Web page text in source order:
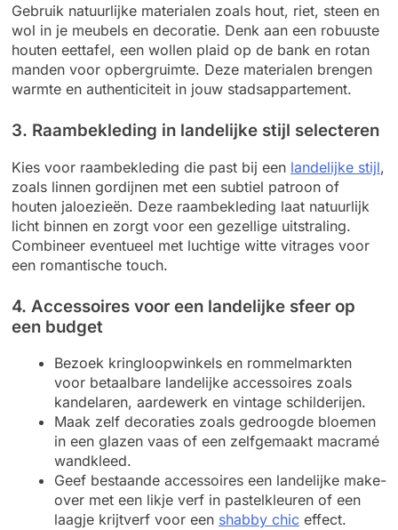
Gebruik natuurlijke materialen zoals hout, riet, steen en
wol in je meubels en decoratie. Denk aan een robuuste
houten eettafel, een wollen plaid op de bank en rotan
manden voor opbergruimte. Deze materialen brengen
warmte en authenticiteit in jouw stadsappartement.
3. Raambekleding in landelijke stijl selecteren
Kies voor raambekleding die past bij een landelijke stijl,
zoals linnen gordijnen met een subtiel patroon of
houten jaloezieën. Deze raambekleding laat natuurlijk
licht binnen en zorgt voor een gezellige uitstraling.
Combineer eventueel met luchtige witte vitrages voor
een romantische touch.
4. Accessoires voor een landelijke sfeer op
een budget
Bezoek kringloopwinkels en rommelmarkten
voor betaalbare landelijke accessoires zoals
kandelaren, aardewerk en vintage schilderijen.
Maak zelf decoraties zoals gedroogde bloemen
in een glazen vaas of een zelfgemaakt macramé
wandkleed.
Geef bestaande accessoires een landelijke make-
over met een likje verf in pastelkleuren of een
laagje krijtverf voor een shabby chic effect.